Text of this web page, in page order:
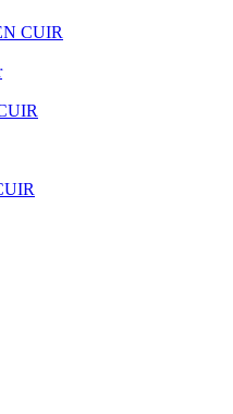
CUIR